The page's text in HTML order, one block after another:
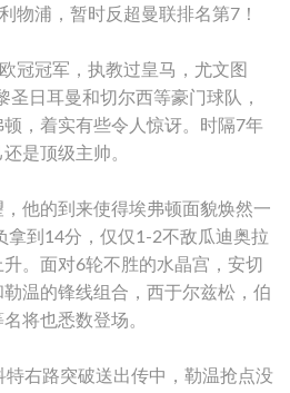
物浦，暂时反超曼联排名第7！
冠冠军，执教过皇马，尤文图
圣日耳曼和切尔西等豪门球队，
，着实有些令人惊讶。时隔7年
是顶级主帅。
他的到来使得埃弗顿面貌焕然一
拿到14分，仅仅1-2不敌瓜迪奥拉
。面对6轮不胜的水晶宫，安切
温的锋线组合，西于尔兹松，伯
将也悉数登场。
右路突破送出传中，勒温抢点没